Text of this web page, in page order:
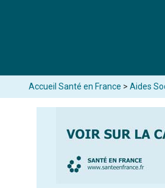
Accueil Santé en France > Aides